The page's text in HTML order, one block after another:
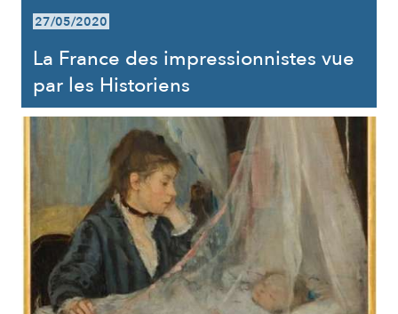
27/05/2020
La France des impressionnistes vue
par les Historiens